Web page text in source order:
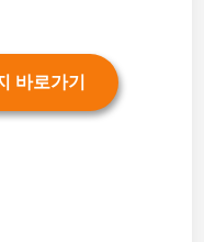
바로가기